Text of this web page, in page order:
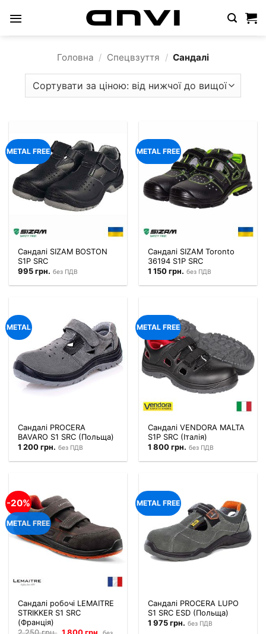
Головна / Спецвзуття / Сандалі
METAL FREE
Сандалі SIZAM BOSTON
S1P SRC
995грн. без ПДВ
METAL FREE
Сандалі SIZAM Toronto
36194 S1P SRC
1 150грн. без ПДВ
METAL
Сандалі PROCERA
BAVARO S1 SRC (Польща)
1 200грн. без ПДВ
METAL FREE
Сандалі VENDORA MALTA
S1P SRC (Італія)
1 800грн. без ПДВ
-20%
METAL FREE
Сандалі робочі LEMAITRE
STRIKKER S1 SRC
(Франція)
ОригінальнаПоточна
METAL FREE
Сандалі PROCERA LUPO
S1 SRC ESD (Польща)
1 975грн. без ПДВ